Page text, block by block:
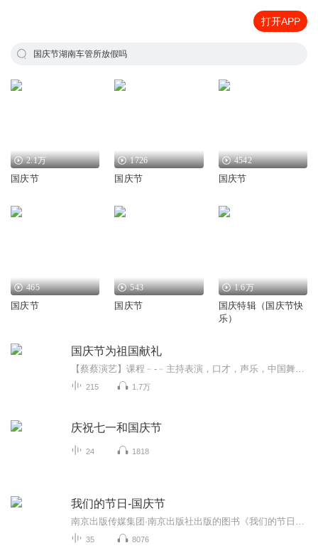
打开APP
国庆节湖南车管所放假吗
2.1万
国庆节
1726
国庆节
4542
国庆节
465
国庆节
543
国庆节
1.6万
国庆特辑（国庆节快
乐）
国庆节为祖国献礼
215 1.7万
庆祝七一和国庆节
24 1818
我们的节日-国庆节
35 8076